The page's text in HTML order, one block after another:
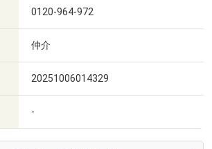
0120-964-972
仲介
20251006014329
-